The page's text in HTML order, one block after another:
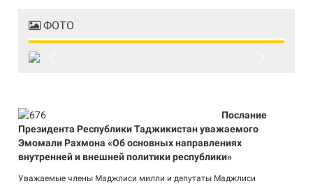
ФОТО
Послание
Президента Республики Таджикистан уважаемого
Эмомали Рахмона «Об основных направлениях
внутренней и внешней политики республики»
Уважаемые члены Маджлиси милли и депутаты Маджлиси